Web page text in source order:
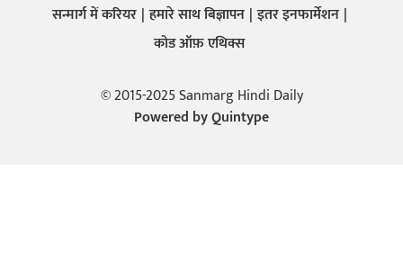
सन्मार्ग में करियर हमारे साथ बिज्ञापन इतर इनफार्मेशन
कोड ऑफ़ एथिक्स
© 2015-2025 Sanmarg Hindi Daily
Powered byQuintype